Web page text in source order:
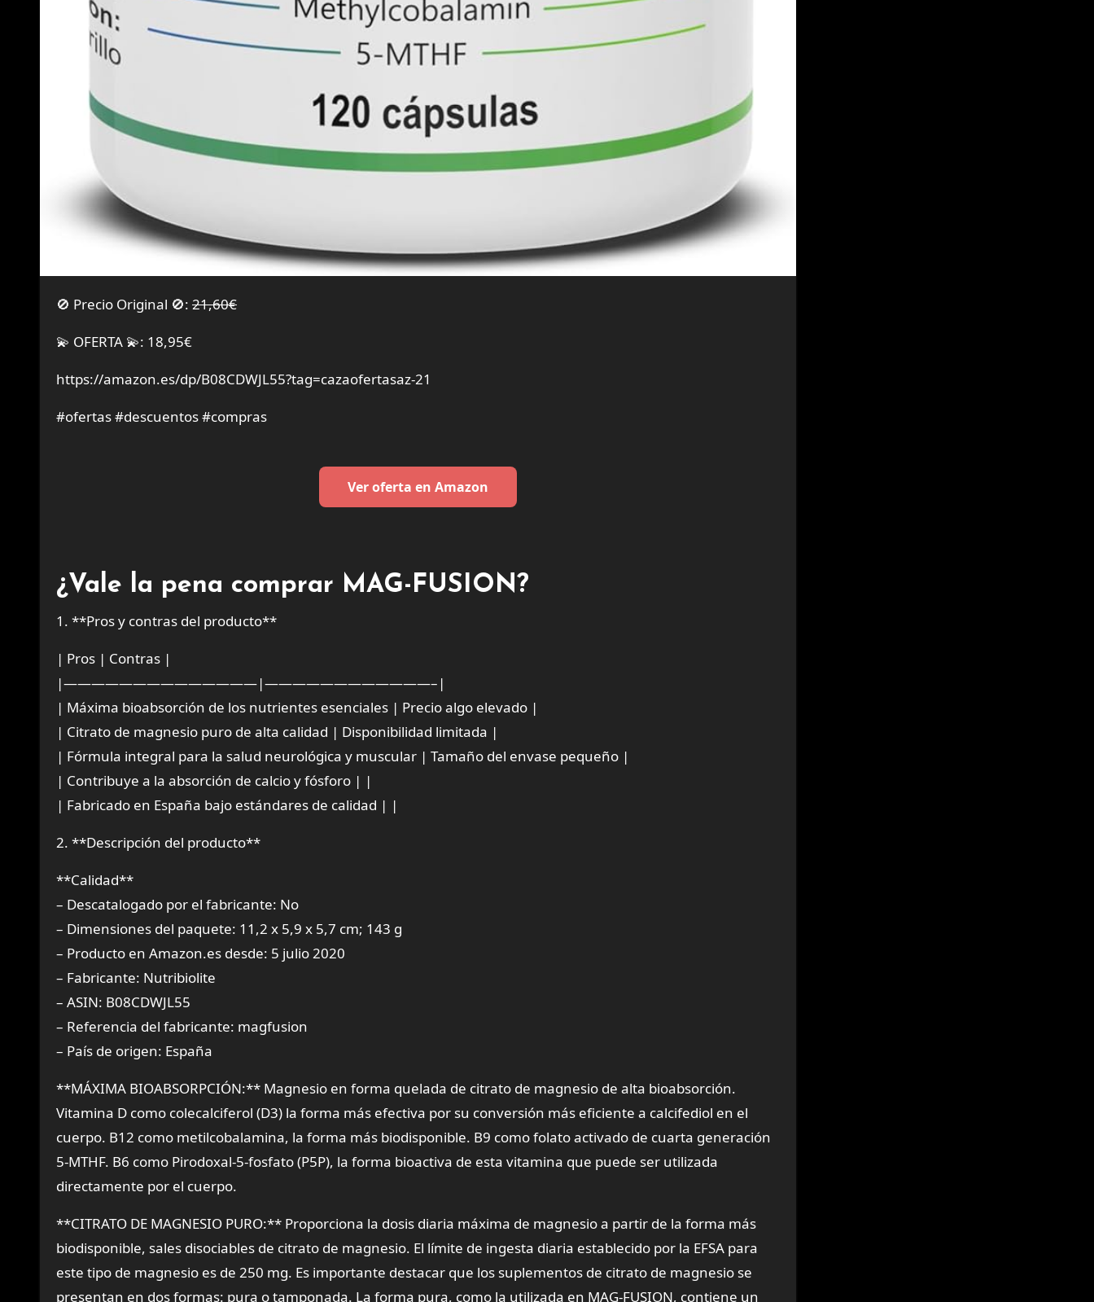
🚫 Precio Original 🚫: 21,60€
💫 OFERTA 💫: 18,95€
https://amazon.es/dp/B08CDWJL55?tag=cazaofertasaz-21
#ofertas #descuentos #compras
Ver oferta en Amazon
¿Vale la pena comprar MAG-FUSION?
1. **Pros y contras del producto**
| Pros | Contras |
|——————————————|————————————–|
| Máxima bioabsorción de los nutrientes esenciales | Precio algo elevado |
| Citrato de magnesio puro de alta calidad | Disponibilidad limitada |
| Fórmula integral para la salud neurológica y muscular | Tamaño del envase pequeño |
| Contribuye a la absorción de calcio y fósforo | |
| Fabricado en España bajo estándares de calidad | |
2. **Descripción del producto**
**Calidad**
– Descatalogado por el fabricante: No
– Dimensiones del paquete: 11,2 x 5,9 x 5,7 cm; 143 g
– Producto en Amazon.es desde: 5 julio 2020
– Fabricante: Nutribiolite
– ASIN: B08CDWJL55
– Referencia del fabricante: magfusion
– País de origen: España
**MÁXIMA BIOABSORPCIÓN:** Magnesio en forma quelada de citrato de magnesio de alta bioabsorción.
Vitamina D como colecalciferol (D3) la forma más efectiva por su conversión más eficiente a calcifediol en el
cuerpo. B12 como metilcobalamina, la forma más biodisponible. B9 como folato activado de cuarta generación
5-MTHF. B6 como Pirodoxal-5-fosfato (P5P), la forma bioactiva de esta vitamina que puede ser utilizada
directamente por el cuerpo.
**CITRATO DE MAGNESIO PURO:** Proporciona la dosis diaria máxima de magnesio a partir de la forma más
biodisponible, sales disociables de citrato de magnesio. El límite de ingesta diaria establecido por la EFSA para
este tipo de magnesio es de 250 mg. Es importante destacar que los suplementos de citrato de magnesio se
presentan en dos formas: pura o tamponada. La forma pura, como la utilizada en MAG-FUSION, contiene un